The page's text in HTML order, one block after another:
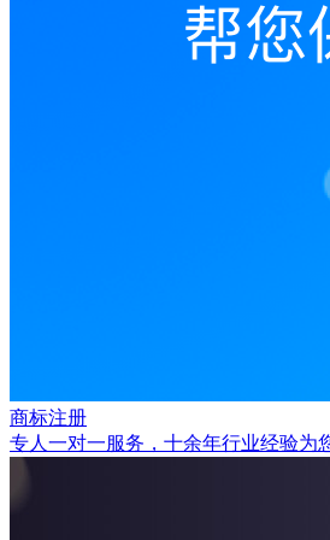
商标注册
专人一对一服务，十余年行业经验为